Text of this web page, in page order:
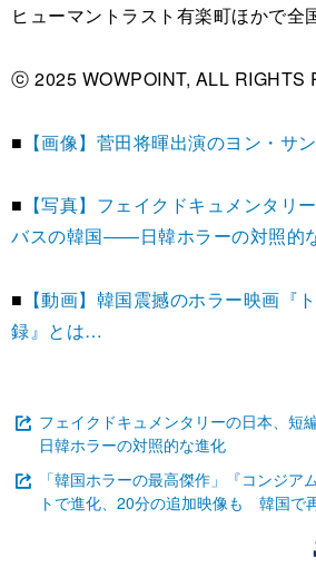
ヒューマントラスト有楽町ほかで全
ⓒ 2025 WOWPOINT, ALL RIGHTS
■ 【画像】菅田将暉出演のヨン・サ
■ 【写真】フェイクドキュメンタリ
バスの韓国――日韓ホラーの対照的
■ 【動画】韓国震撼のホラー映画『
録』とは…
フェイクドキュメンタリーの日本、
日韓ホラーの対照的な進化
「韓国ホラーの最高傑作」『コンジア
トで進化、20分の追加映像も 韓国で